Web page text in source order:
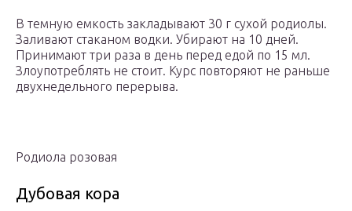
В темную емкость закладывают 30 г сухой родиолы.
Заливают стаканом водки. Убирают на 10 дней.
Принимают три раза в день перед едой по 15 мл.
Злоупотреблять не стоит. Курс повторяют не раньше
двухнедельного перерыва.
Родиола розовая
Дубовая кора